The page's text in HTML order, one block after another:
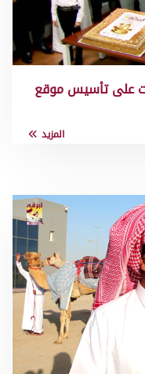
الريان بمرور 10 سنوات على تأسيس موقع
المزيد